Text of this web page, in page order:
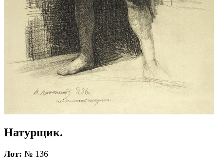
Натурщик.
Лот: № 136